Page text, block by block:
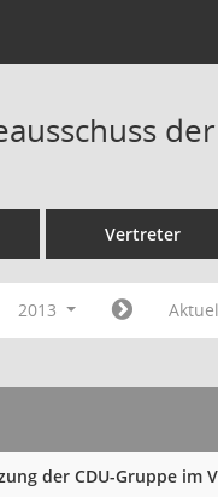
Vertreter
2013
der CDU-Gruppe im